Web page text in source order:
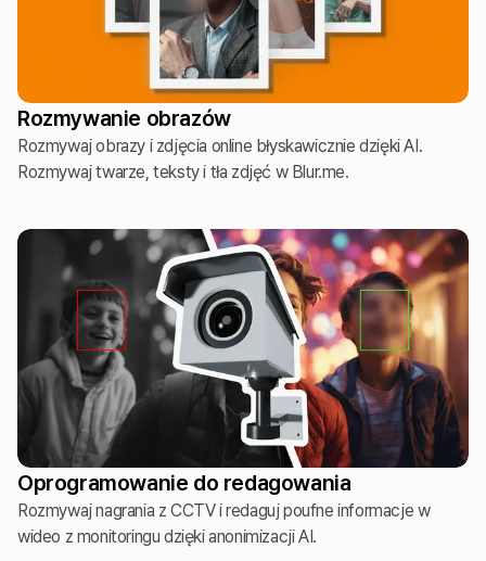
Rozmywanie obrazów
Rozmywaj obrazy i zdjęcia online błyskawicznie dzięki AI.
Rozmywaj twarze, teksty i tła zdjęć w Blur.me.
Oprogramowanie do redagowania
Rozmywaj nagrania z CCTV i redaguj poufne informacje w
wideo z monitoringu dzięki anonimizacji AI.